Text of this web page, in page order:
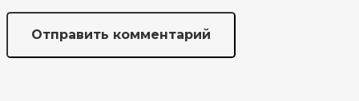
Отправить комментарий